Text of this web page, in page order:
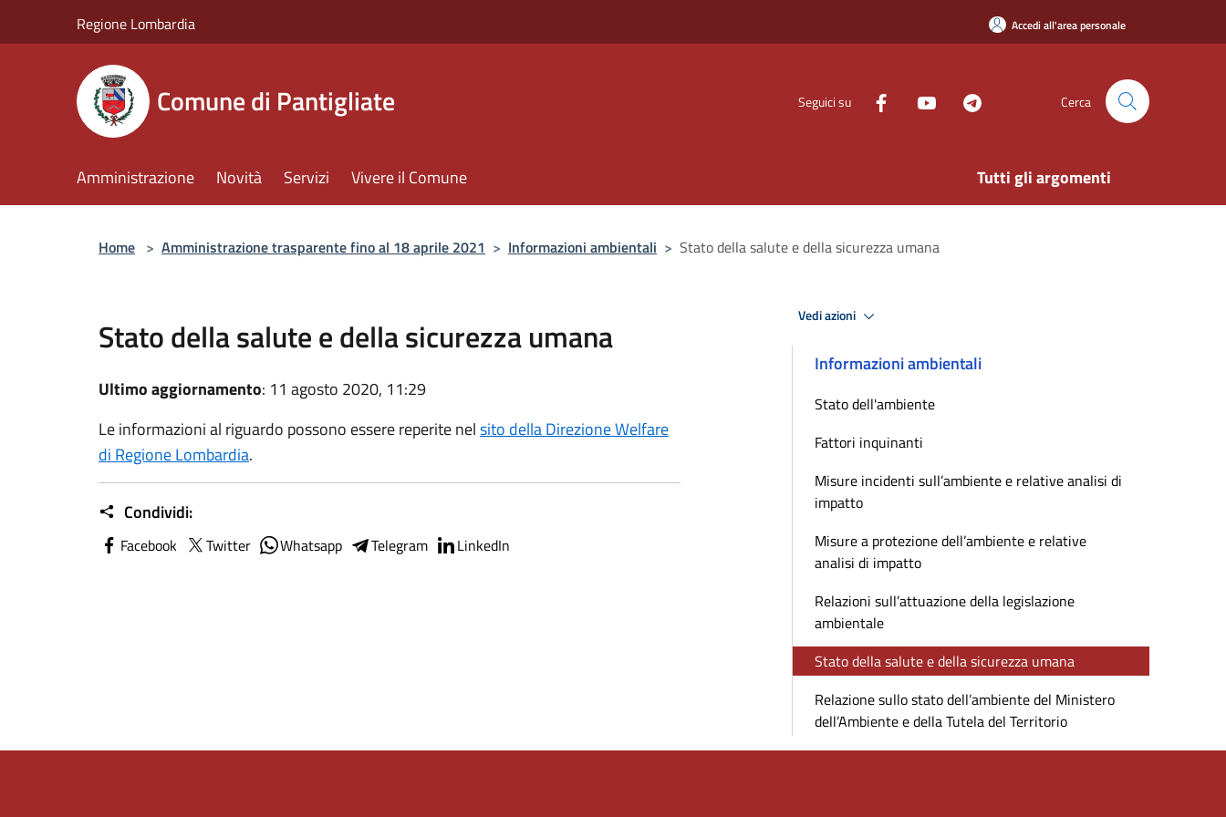
Regione Lombardia Accedi all'area personale
Comune di Pantigliate Seguici su Cerca
Amministrazione Novità Servizi Vivere il Comune Tutti gli argomenti
Home > Amministrazione trasparente fino al 18 aprile 2021 > Informazioni ambientali > Stato della salute e della sicurezza umana
Stato della salute e della sicurezza umana
Ultimo aggiornamento: 11 agosto 2020, 11:29
Le informazioni al riguardo possono essere reperite nelsito della Direzione Welfare
di Regione Lombardia.
Condividi:
Facebook Twitter Whatsapp Telegram LinkedIn
Vedi azioni
Informazioni ambientali
Stato dell'ambiente
Fattori inquinanti
Misure incidenti sull’ambiente e relative analisi di
impatto
Misure a protezione dell’ambiente e relative
analisi di impatto
Relazioni sull’attuazione della legislazione
ambientale
Stato della salute e della sicurezza umana
Relazione sullo stato dell’ambiente del Ministero
dell’Ambiente e della Tutela del Territorio